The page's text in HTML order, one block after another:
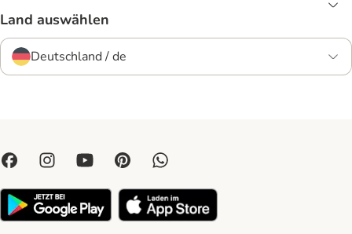
Land auswählen
Deutschland / de